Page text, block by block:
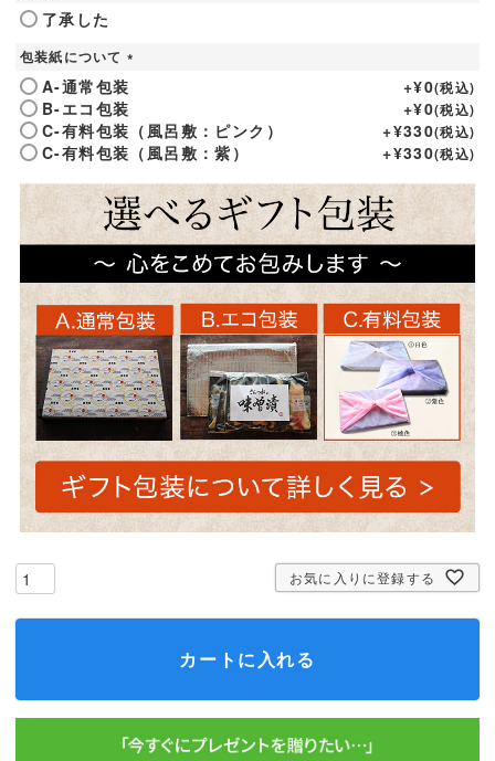
(
必
須
)
了承した
包装紙について
(
必
須
)
A-通常包装 +¥0 税込
B-エコ包装 +¥0 税込
C-有料包装（風呂敷：ピンク） +¥330 税込
C-有料包装（風呂敷：紫） +¥330 税込
お気に入りに登録する
カートに入れる